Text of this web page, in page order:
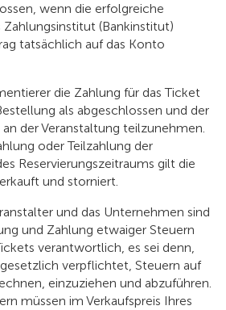
wenn die erfolgreiche
Zahlungsinstitut (Bankinstitut)
tatsächlich auf das Konto
die Zahlung für das Ticket
als abgeschlossen und der
der Veranstaltung teilzunehmen.
oder Teilzahlung der
Reservierungszeitraums gilt die
und storniert.
und das Unternehmen sind
und Zahlung etwaiger Steuern
verantwortlich, es sei denn,
verpflichtet, Steuern auf
einzuziehen und abzuführen.
müssen im Verkaufspreis Ihres